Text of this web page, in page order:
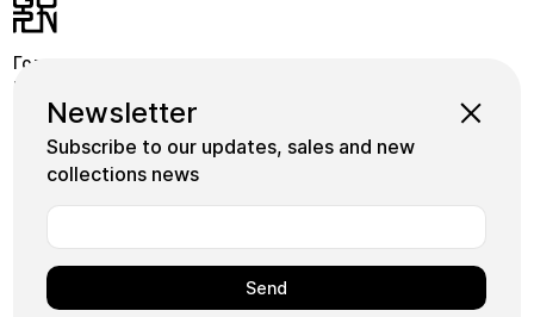
Користуючись нашим сайтом, ви погоджуєтесь на
використання нами файлів cookie.
Newsletter
Subscribe to our updates, sales and new
collections news
Головна
Крамниця
Школа
Коллекції
Майстри
Плитка
Instagram
+380739339155